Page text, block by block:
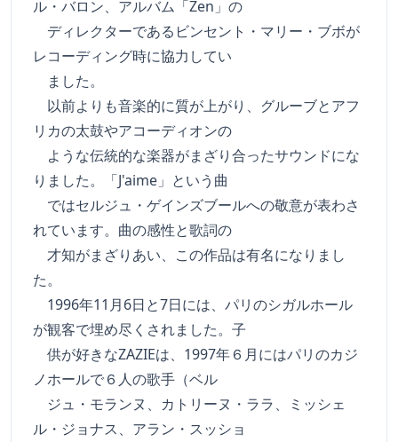
ル・バロン、アルバム「Zen」の
ディレクターであるビンセント・マリー・ブボが
レコーディング時に協力してい
ました。
以前よりも音楽的に質が上がり、グルーブとアフ
リカの太鼓やアコーディオンの
ような伝統的な楽器がまざり合ったサウンドにな
りました。「J'aime」という曲
ではセルジュ・ゲインズブールへの敬意が表わさ
れています。曲の感性と歌詞の
才知がまざりあい、この作品は有名になりまし
た。
1996年11月6日と7日には、パリのシガルホール
が観客で埋め尽くされました。子
供が好きなZAZIEは、1997年６月にはパリのカジ
ノホールで６人の歌手（ベル
ジュ・モランヌ、カトリーヌ・ララ、ミッシェ
ル・ジョナス、アラン・スッショ